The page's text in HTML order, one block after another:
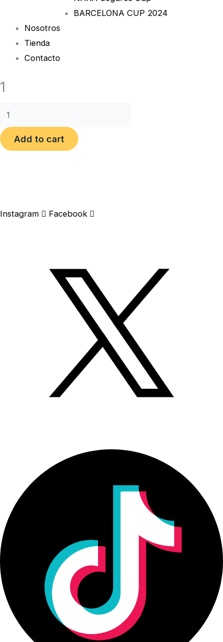
BARCELONA CUP 2024
Nosotros
Tienda
Contacto
1
Add to cart
Instagram Facebook